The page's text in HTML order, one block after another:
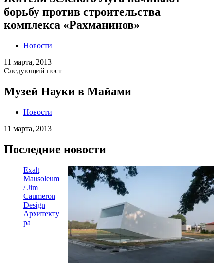
борьбу против строительства
комплекса «Рахманинов»
Новости
11 марта, 2013
Следующий пост
Музей Науки в Майами
Новости
11 марта, 2013
Последние новости
Exalt
Mausoleum
/ Jim
Caumeron
Design
Архитекту
ра